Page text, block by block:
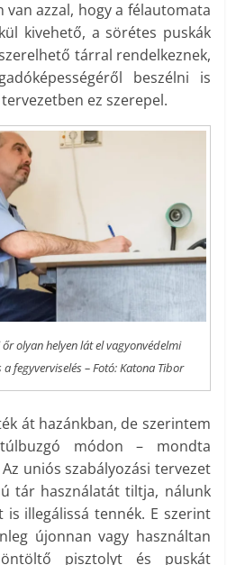
van azzal, hogy a félautomata
kivehető, a sörétes puskák
tárral rendelkeznek,
beszélni is
ez szerepel.
olyan helyen lát el vagyonvédelmi
fegyverviselés – Fotó: Katona Tibor
át hazánkban, de szerintem
módon – mondta
uniós szabályozási tervezet
tár használatát tiltja, nálunk
is illegálissá tennék. E szerint
újonnan vagy használtan
pisztolyt és puskát